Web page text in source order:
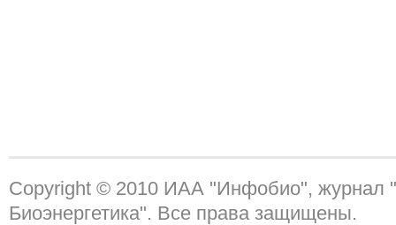
Copyright © 2010 ИАА "Инфобио", журнал
Биоэнергетика". Все права защищены.